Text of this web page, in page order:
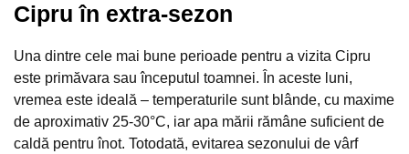
Cipru în extra-sezon
Una dintre cele mai bune perioade pentru a vizita Cipru
este primăvara sau începutul toamnei. În aceste luni,
vremea este ideală – temperaturile sunt blânde, cu maxime
de aproximativ 25-30°C, iar apa mării rămâne suficient de
caldă pentru înot. Totodată, evitarea sezonului de vârf